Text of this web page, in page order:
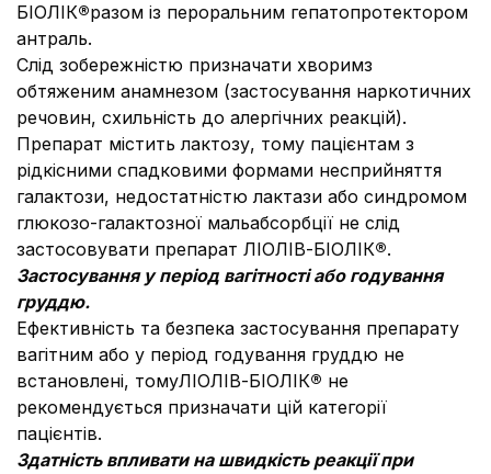
БІОЛІК®разом із пероральним гепатопротектором
антраль.
Слід зобережністю призначати хворимз
обтяженим анамнезом (застосування наркотичних
речовин, схильність до алергічних реакцій).
Препарат містить лактозу, тому пацієнтам з
рідкісними спадковими формами несприйняття
галактози, недостатністю лактази або синдромом
глюкозо-галактозної мальабсорбції не слід
застосовувати препарат ЛІОЛІВ-БІОЛІК®.
Застосування у період вагітності або годування
груддю.
Ефективність та безпека застосування препарату
вагітним або у період годування груддю не
встановлені, томуЛІОЛІВ-БІОЛІК® не
рекомендується призначати цій категорії
пацієнтів.
Здатність впливати на швидкість реакції при